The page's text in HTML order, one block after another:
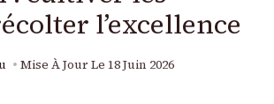
l’excellence
Mise À Jour Le 18 Juin 2026